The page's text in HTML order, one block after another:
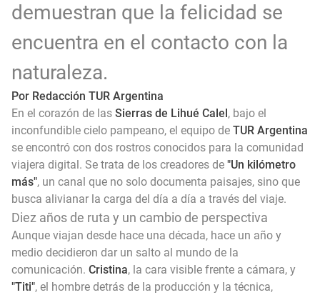
demuestran que la felicidad se
encuentra en el contacto con la
naturaleza.
Por Redacción TUR Argentina
En el corazón de las Sierras de Lihué Calel, bajo el
inconfundible cielo pampeano, el equipo de TUR Argentina
se encontró con dos rostros conocidos para la comunidad
viajera digital. Se trata de los creadores de "Un kilómetro
más", un canal que no solo documenta paisajes, sino que
busca alivianar la carga del día a día a través del viaje.
Diez años de ruta y un cambio de perspectiva
Aunque viajan desde hace una década, hace un año y
medio decidieron dar un salto al mundo de la
comunicación. Cristina, la cara visible frente a cámara, y
"Titi", el hombre detrás de la producción y la técnica,